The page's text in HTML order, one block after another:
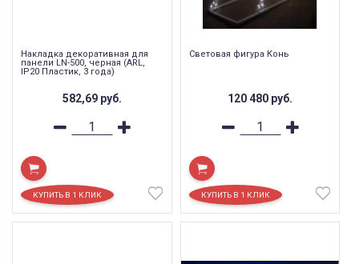
Накладка декоративная для
панели LN-500, черная (ARL,
IP20 Пластик, 3 года)
582,69 руб.
Световая фигура Конь
120 480 руб.